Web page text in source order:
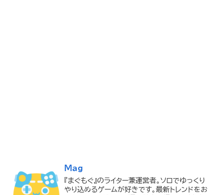
Mag
『まぐもぐ』のライター兼運営者。ソロでゆっくり
やり込めるゲームが好きです。最新トレンドをお